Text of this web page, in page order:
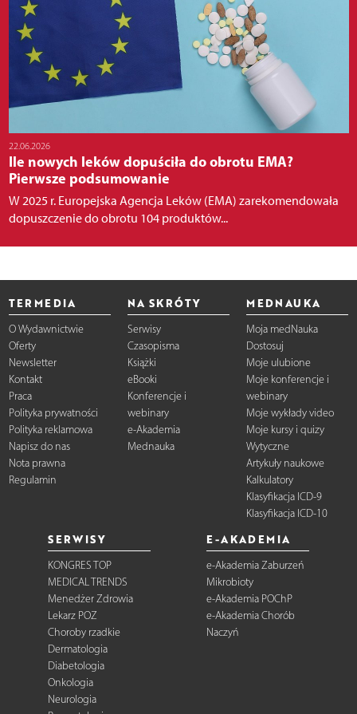
22.06.2026
Ile nowych leków dopuściła do obrotu EMA?
Pierwsze podsumowanie
W 2025 r. Europejska Agencja Leków (EMA) zarekomendowała
dopuszczenie do obrotu 104 produktów...
TERMEDIA
O Wydawnictwie
Oferty
Newsletter
Kontakt
Praca
Polityka prywatności
Polityka reklamowa
Napisz do nas
Nota prawna
Regulamin
NA SKRÓTY
Serwisy
Czasopisma
Książki
eBooki
Konferencje i
webinary
e-Akademia
Mednauka
MEDNAUKA
Moja medNauka
Dostosuj
Moje ulubione
Moje konferencje i
webinary
Moje wykłady video
Moje kursy i quizy
Wytyczne
Artykuły naukowe
Kalkulatory
Klasyfikacja ICD-9
Klasyfikacja ICD-10
SERWISY
KONGRES TOP
MEDICAL TRENDS
Menedżer Zdrowia
Lekarz POZ
Choroby rzadkie
Dermatologia
Diabetologia
Onkologia
Neurologia
E-AKADEMIA
e-Akademia Zaburzeń
Mikrobioty
e-Akademia POChP
e-Akademia Chorób
Naczyń